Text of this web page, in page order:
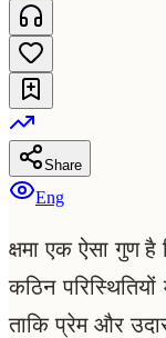
Share
Eng
क्षमा एक ऐसा गुण
कठिन
ताकि प्रेम और